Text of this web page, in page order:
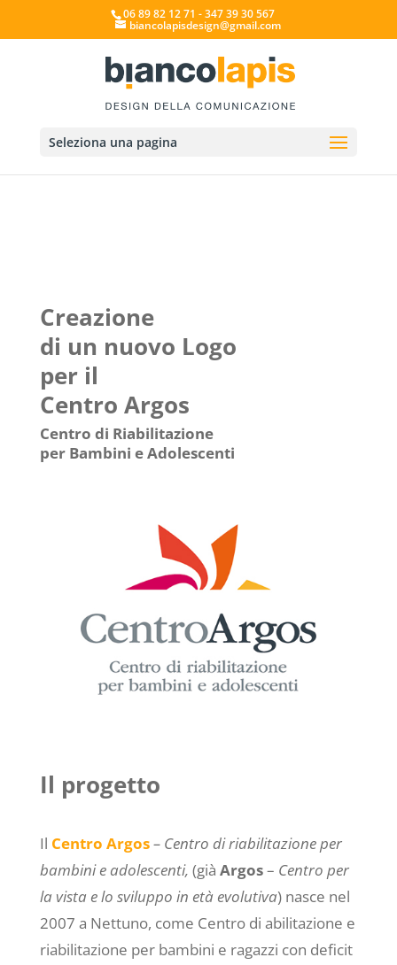
06 89 82 12 71 - 347 39 30 567
biancolapisdesign@gmail.com
Seleziona una pagina
Creazione
di un nuovo Logo
per il
Centro Argos
Centro di Riabilitazione
per Bambini e Adolescenti
Il progetto
Il Centro Argos– Centro di riabilitazione per
bambini e adolescenti, (già Argos– Centro per
la vista e lo sviluppo in età evolutiva) nasce nel
2007 a Nettuno, come Centro di abilitazione e
riabilitazione per bambini e ragazzi con deficit